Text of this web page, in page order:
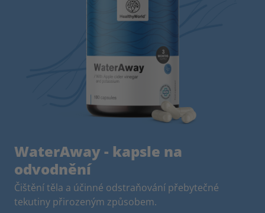
WaterAway - kapsle na
odvodnění
Čištění těla a účinné odstraňování přebytečné
tekutiny přirozeným způsobem.